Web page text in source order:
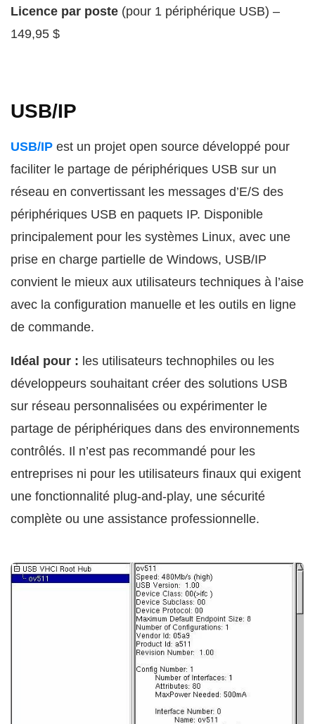
Licence par poste (pour 1 périphérique USB) –
149,95 $
USB/IP
USB/IP est un projet open source développé pour
faciliter le partage de périphériques USB sur un
réseau en convertissant les messages d’E/S des
périphériques USB en paquets IP. Disponible
principalement pour les systèmes Linux, avec une
prise en charge partielle de Windows, USB/IP
convient le mieux aux utilisateurs techniques à l’aise
avec la configuration manuelle et les outils en ligne
de commande.
Idéal pour : les utilisateurs technophiles ou les
développeurs souhaitant créer des solutions USB
sur réseau personnalisées ou expérimenter le
partage de périphériques dans des environnements
contrôlés. Il n’est pas recommandé pour les
entreprises ni pour les utilisateurs finaux qui exigent
une fonctionnalité plug-and-play, une sécurité
complète ou une assistance professionnelle.